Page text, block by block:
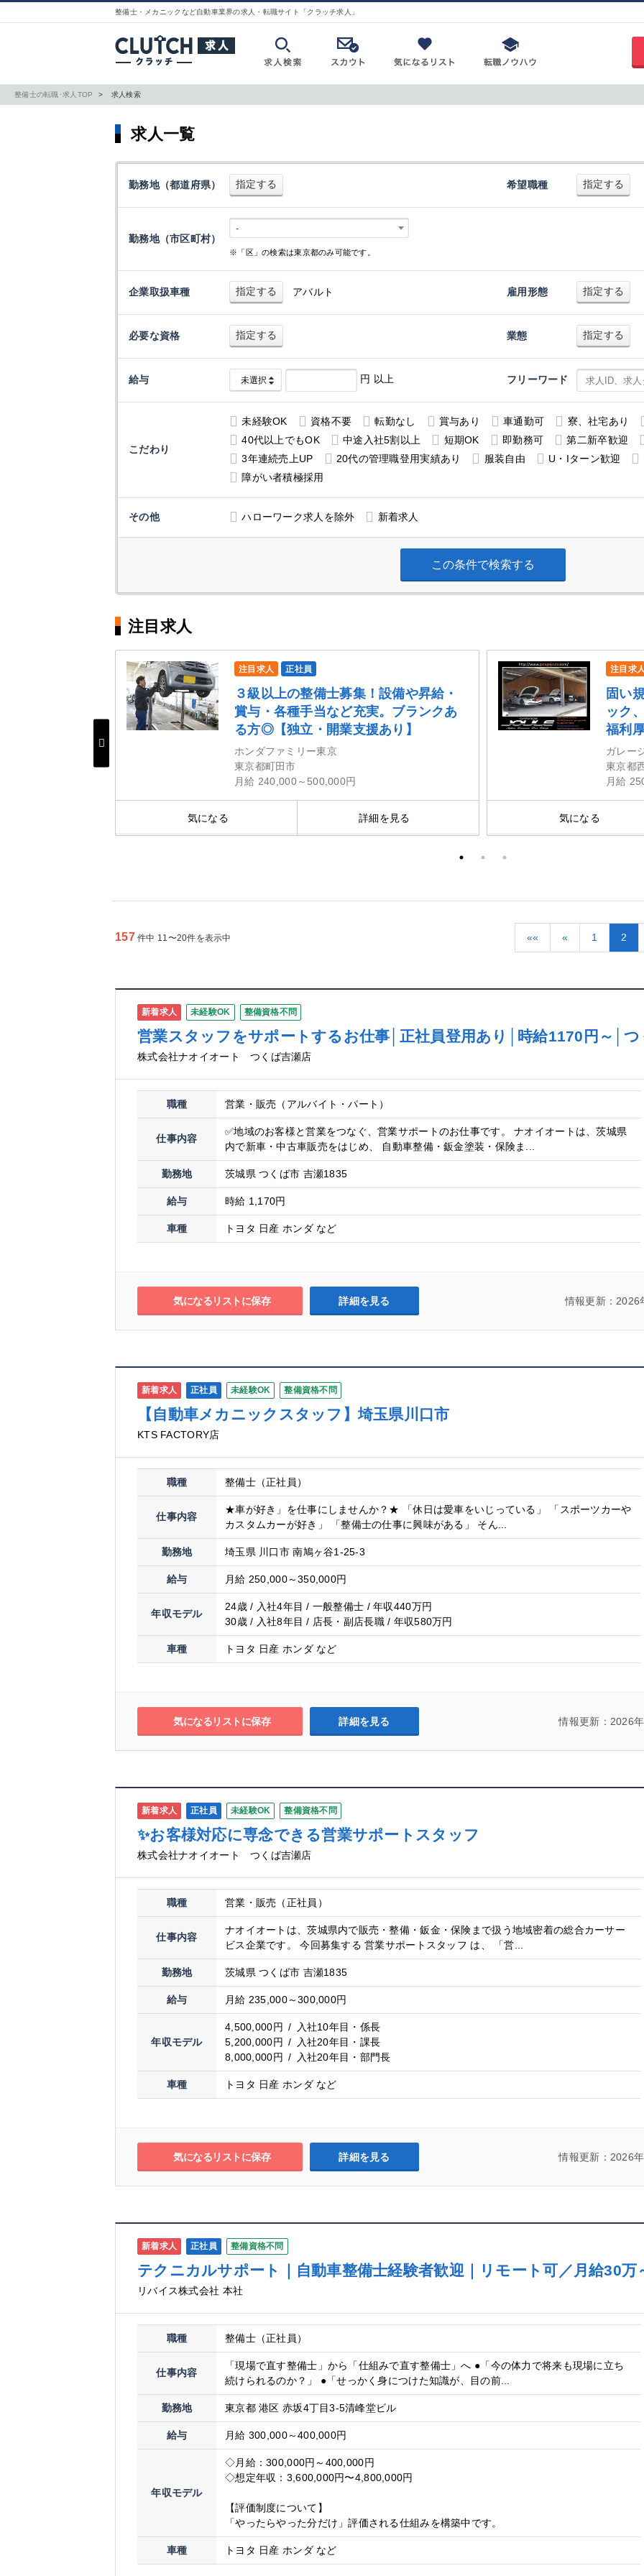
整備士・メカニックなど自動車業界の求人・転職サイト「クラッチ求人」
整備士の転職･求人TOP 求人検索
求人一覧
勤務地（都道府県） 指定する 希望職種 指定する
勤務地（市区町村）
-
※「区」の検索は東京都のみ可能です。
企業取扱車種 指定する アバルト 雇用形態 指定する
必要な資格 指定する 業態 指定する
給与 円 以上 フリーワード
こだわり
未経験OK 資格不要 転勤なし 賞与あり 車通勤可
寮、社宅あり
40代以上でもOK
中途入社5割以上 短期OK 即勤務可
第二新卒歓迎
3年連続売上UP
20代の管理職登用実績あり 服装自由 U・Iターン歓迎
障がい者積極採用
その他 ハローワーク求人を除外 新着求人
注目求人
注目求人 正社員
３級以上の整備士募集！設備や昇給・
賞与・各種手当など充実。ブランクあ
る方◎【独立・開業支援あり】
ホンダファミリー東京
東京都町田市
月給 240,000～500,000円
気になる 詳細を見る
注目求
固い
ック
福利
ガレー
東京都
月給
気になる
157 件中 11〜20件を表示中 «« « 1 2
新着求人 未経験OK 整備資格不問
営業スタッフをサポートするお仕事│正社員登用あり│時給1170円～│つ
株式会社ナオイオート つくば吉瀬店
職種 営業・販売（アルバイト・パート）
仕事内容
✅地域のお客様と営業をつなぐ、営業サポートのお仕事です。 ナオイオートは、茨城県
内で新車・中古車販売をはじめ、 自動車整備・鈑金塗装・保険ま...
勤務地 茨城県 つくば市 吉瀬1835
給与 時給 1,170円
車種 トヨタ 日産 ホンダ など
情報更新：2026
詳細を見る
気になるリストに保存
新着求人 正社員 未経験OK 整備資格不問
【自動車メカニックスタッフ】埼玉県川口市
KTS FACTORY店
職種 整備士（正社員）
仕事内容
★車が好き」を仕事にしませんか？★ 「休日は愛車をいじっている」 「スポーツカーや
カスタムカーが好き」 「整備士の仕事に興味がある」 そん...
勤務地 埼玉県 川口市 南鳩ヶ谷1-25-3
給与 月給 250,000～350,000円
年収モデル
24歳 / 入社4年目 / 一般整備士 / 年収440万円
30歳 / 入社8年目 / 店長・副店長職 / 年収580万円
車種 トヨタ 日産 ホンダ など
情報更新：2026
詳細を見る
気になるリストに保存
新着求人 正社員 未経験OK 整備資格不問
✨お客様対応に専念できる営業サポートスタッフ
株式会社ナオイオート つくば吉瀬店
職種 営業・販売（正社員）
仕事内容
ナオイオートは、茨城県内で販売・整備・鈑金・保険まで扱う地域密着の総合カーサー
ビス企業です。 今回募集する 営業サポートスタッフ は、 「営...
勤務地 茨城県 つくば市 吉瀬1835
給与 月給 235,000～300,000円
年収モデル
4,500,000円 / 入社10年目・係長
5,200,000円 / 入社20年目・課長
8,000,000円 / 入社20年目・部門長
車種 トヨタ 日産 ホンダ など
情報更新：2026
詳細を見る
気になるリストに保存
新着求人 正社員 整備資格不問
テクニカルサポート｜自動車整備士経験者歓迎｜リモート可／月給30万
リバイス株式会社 本社
職種 整備士（正社員）
仕事内容
「現場で直す整備士」から「仕組みで直す整備士」へ ●「今の体力で将来も現場に立ち
続けられるのか？」 ●「せっかく身につけた知識が、目の前...
勤務地 東京都 港区 赤坂4丁目3-5清峰堂ビル
給与 月給 300,000～400,000円
年収モデル
◇月給：300,000円～400,000円
◇想定年収：3,600,000円〜4,800,000円
【評価制度について】
「やったらやった分だけ」評価される仕組みを構築中です。
車種 トヨタ 日産 ホンダ など